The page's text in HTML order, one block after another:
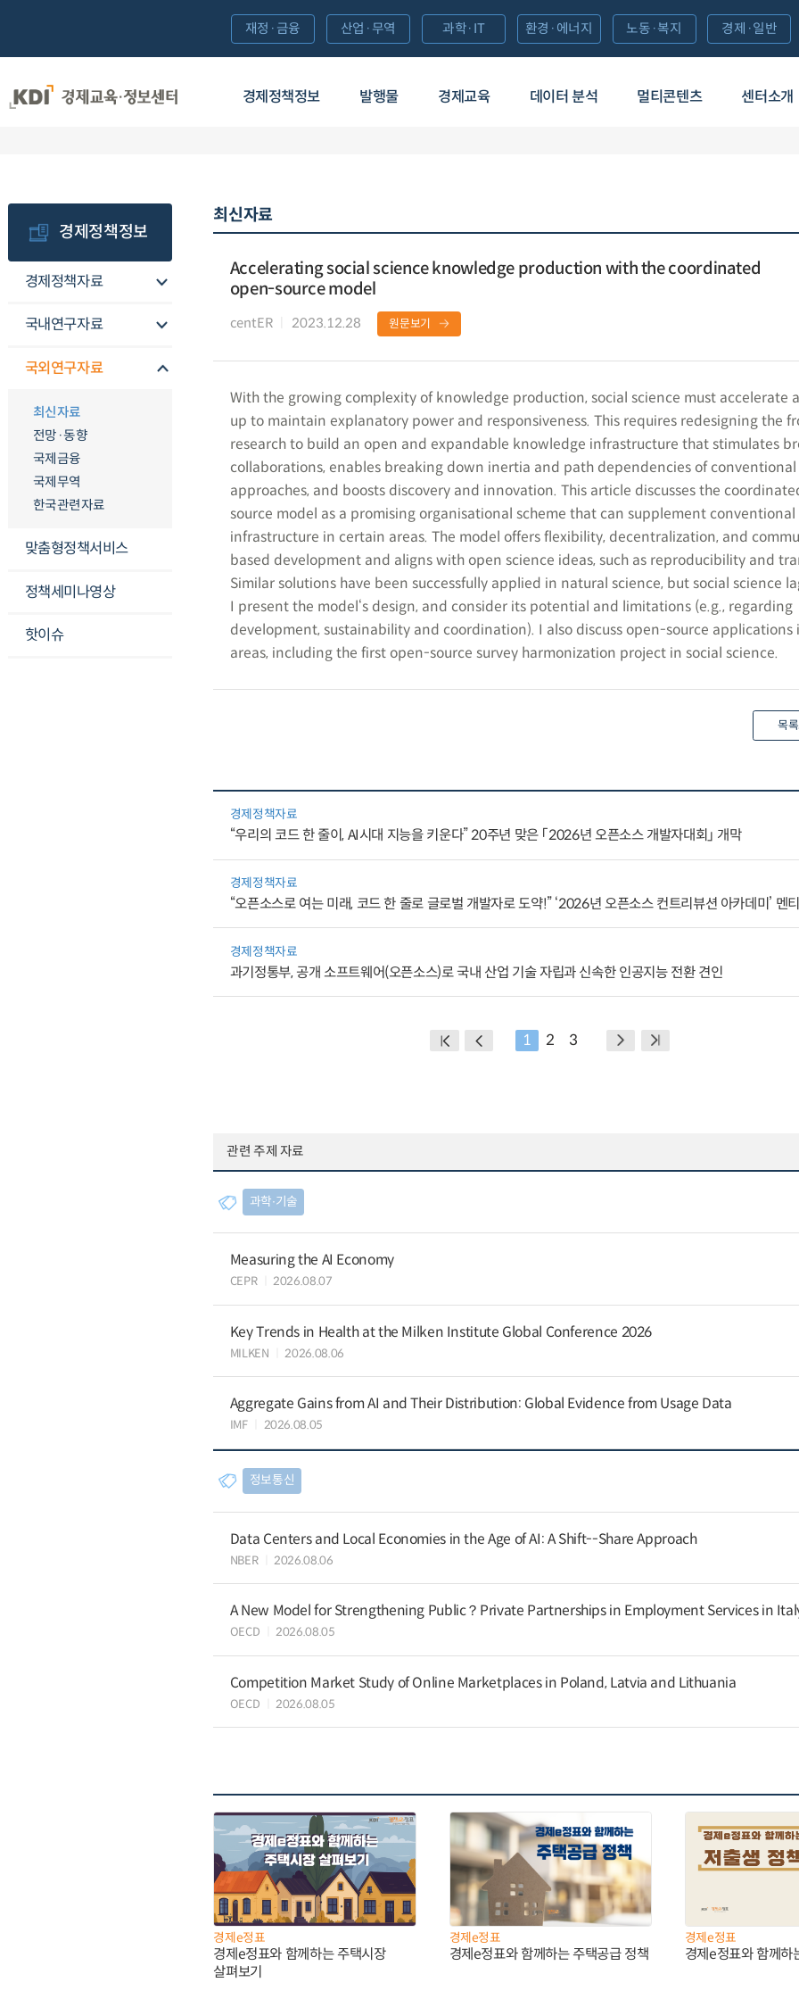
경제정책정보 발행물 경제교육 데이터 분석 멀티콘텐츠 센터소개
재정·금융 산업·무역 과학·IT 환경·에너지 노동·복지 경제·일반
경제정책정보
경제정책자료
국내연구자료
국외연구자료
최신자료
전망·동향
국제금융
국제무역
한국관련자료
맞춤형정책서비스
정책세미나영상
핫이슈
최신자료
Accelerating social science knowledge production with the coordinated
open-source model
centER 2023.12.28 원문보기
With the growing complexity of knowledge production, social science must accelerate
up to maintain explanatory power and responsiveness. This requires redesigning the
research to build an open and expandable knowledge infrastructure that stimulates
collaborations, enables breaking down inertia and path dependencies of conventional
approaches, and boosts discovery and innovation. This article discusses the
source model as a promising organisational scheme that can supplement conventional
infrastructure in certain areas. The model offers flexibility, decentralization, and
based development and aligns with open science ideas, such as reproducibility and
Similar solutions have been successfully applied in natural science, but social science
I present the model‘s design, and consider its potential and limitations (e.g., regarding
development, sustainability and coordination). I also discuss open-source applications
areas, including the first open-source survey harmonization project in social science.
목
경제정책자료
“우리의 코드 한 줄이, AI시대 지능을 키운다” 20주년 맞은 「2026년 오픈소스 개발자대회」 개막
경제정책자료
“오픈소스로 여는 미래, 코드 한 줄로 글로벌 개발자로 도약!” ‘2026년 오픈소스 컨트리뷰션 아카데미’ 멘
경제정책자료
과기정통부, 공개 소프트웨어(오픈소스)로 국내 산업 기술 자립과 신속한 인공지능 전환 견인
1 2 3
관련 주제 자료
과학∙기술
Measuring the AI Economy
CEPR 2026.08.07
Key Trends in Health at the Milken Institute Global Conference 2026
MILKEN 2026.08.06
Aggregate Gains from AI and Their Distribution: Global Evidence from Usage Data
IMF 2026.08.05
정보통신
Data Centers and Local Economies in the Age of AI: A Shift--Share Approach
NBER 2026.08.06
A New Model for Strengthening Public？Private Partnerships in Employment Services in
OECD 2026.08.05
Competition Market Study of Online Marketplaces in Poland, Latvia and Lithuania
OECD 2026.08.05
경제e정표
경제e정표와 함께하는 주택시장
살펴보기
경제e정표
경제e정표와 함께하는 주택공급 정책
경제e정표
경제e정표와 함께하